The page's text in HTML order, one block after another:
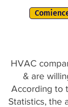
HVAC
& are
According to
Statistics, the